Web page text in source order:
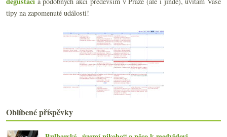
Michlovského bublinky ročníku 1999
Prague Food Festival podruhé a lépe
Pozdravujte pana Charváta!
Degustace portského Real Companhia Velha
Co bude umět korek pro velká vína?
Letně bubláme s Champagne Baron-Fuenté
Lososový Riesling Cuvée des Comtes d'Eguisheim 2000
Zase jednou Itálie... Rosso Piceno 2006
Výsledky ankety „Při nákupu vína se nejčastěji říd...
Francie versus Morava – 3:0
tipy na zapomenuté události!
Oblíbené příspěvky